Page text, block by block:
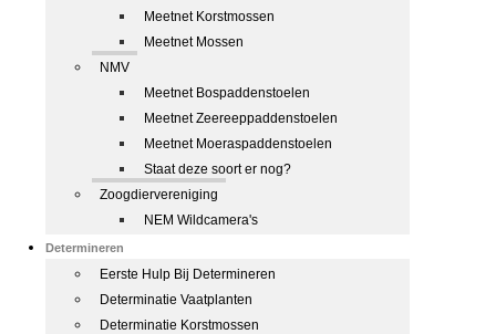
Meetnet Korstmossen
Meetnet Mossen
NMV
Meetnet Bospaddenstoelen
Meetnet Zeereeppaddenstoelen
Meetnet Moeraspaddenstoelen
Staat deze soort er nog?
Zoogdiervereniging
NEM Wildcamera's
Determineren
Eerste Hulp Bij Determineren
Determinatie Vaatplanten
Determinatie Korstmossen